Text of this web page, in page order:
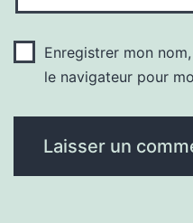
Enregistrer mon
le navigateur pour